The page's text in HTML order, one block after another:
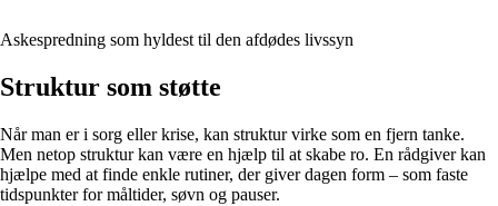
Askespredning som hyldest til den afdødes livssyn
Struktur som støtte
Når man er i sorg eller krise, kan struktur virke som en fjern tanke.
Men netop struktur kan være en hjælp til at skabe ro. En rådgiver kan
hjælpe med at finde enkle rutiner, der giver dagen form – som faste
tidspunkter for måltider, søvn og pauser.